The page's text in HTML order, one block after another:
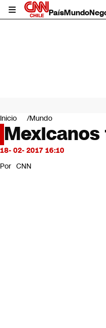
PaísMundo
Mundo
Negocios
Deportes
Programas completos
Servicios
Inicio Mundo
18- 02- 2017 16:10
Por CNN